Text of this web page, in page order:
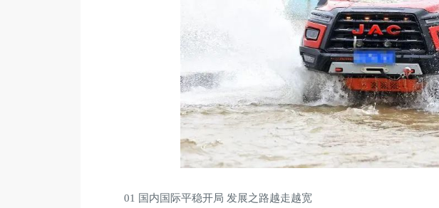
01 国内国际平稳开局 发展之路越走越宽